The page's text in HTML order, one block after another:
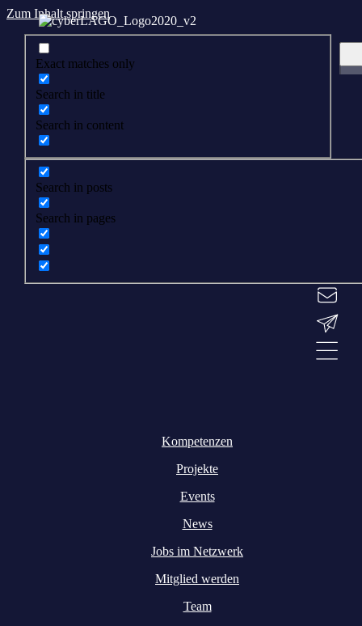
Zum Inhalt springen
Exact matches only
Search in title
Search in content
Search in posts
Search in pages
Kompetenzen
Projekte
Events
News
Jobs im Netzwerk
Mitglied werden
Team